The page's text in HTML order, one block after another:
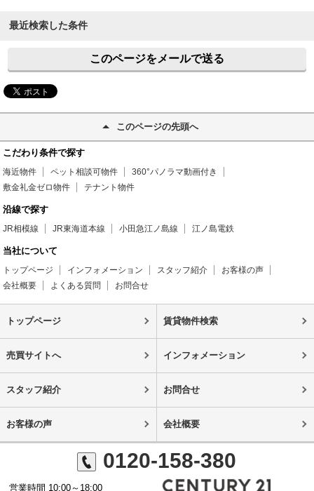
最近検索した条件
このページをメールで送る
このページの先頭へ
こだわり条件で探す
海近物件 ペット相談可物件
360°パノラマ動画付き
敷金礼金ゼロ物件
テナント物件
沿線で探す
JR相模線 JR東海道本線 小田急江ノ島線 江ノ島電鉄
当社について
トップページ インフォメーション スタッフ紹介
お客様の声
会社概要
よくある質問 お問合せ
トップページ 賃貸物件検索
売買サイトへ インフォメーション
スタッフ紹介 お問合せ
お客様の声 会社概要
0120-158-380
営業時間 10:00～18:00